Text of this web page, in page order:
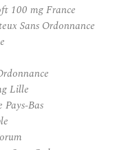
100 mg France
Sans Ordonnance
Lille
Bas